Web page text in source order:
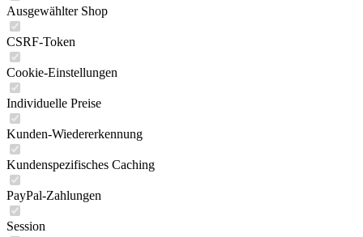
Ausgewählter Shop
CSRF-Token
Cookie-Einstellungen
Individuelle Preise
Kunden-Wiedererkennung
Kundenspezifisches Caching
PayPal-Zahlungen
Session